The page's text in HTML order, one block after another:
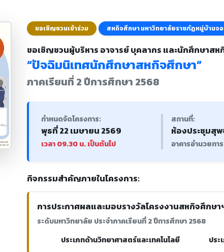
ขอเชิญชวนเข้าร่วม สหกิจศึกษา มหาวิทยาลัยราชภัฏหมู่บ้านจ
ขอเชิญชวนผู้บริหาร อาจารย์ บุคลากร และนักศึกษาสห
“ปัจฉิมนิเทศนักศึกษาสหกิจศึกษา”
ภาคเรียนที่ 2 ปีการศึกษา 2568
กำหนดจัดโครงการ:
พุธที่ 22 เมษายน 2569
เวลา 09.30 น. เป็นต้นไป
สถานที่:
ห้องประชุมสุพ
อาคารอำนวยก
กิจกรรมสำคัญภายในโครงการ:
การประกาศผลและมอบรางวัลโครงงานสหกิจศึกษา
ระดับมหาวิทยาลัย ประจำภาคเรียนที่ 2 ปีการศึกษา 2568
ประเภทด้านวิทยาศาสตร์และเทคโนโลยี
ประ